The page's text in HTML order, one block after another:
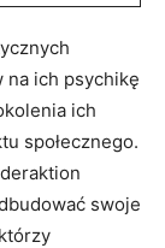
na ⁢ich psychikę‍
ich
społecznego.
swoje